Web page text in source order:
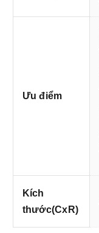
Ưu điểm
Kích
thước(CxR)